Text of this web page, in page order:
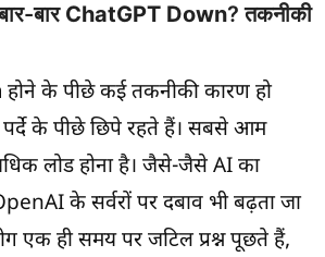
बार ChatGPT Down? तकनीकी
होने के पीछे कई तकनीकी कारण हो
के पीछे छिपे रहते हैं। सबसे आम
लोड होना है। जैसे-जैसे AI का
के सर्वरों पर दबाव भी बढ़ता जा
एक ही समय पर जटिल प्रश्न पूछते हैं,